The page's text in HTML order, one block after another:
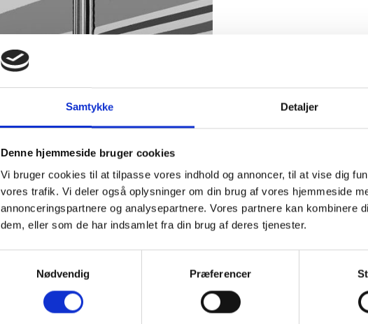
Samtykke Detaljer
Denne hjemmeside bruger cookies
Vi bruger cookies til at tilpasse vores indhold og annoncer, til at vise dig
vores trafik. Vi deler også oplysninger om din brug af vores hjemmeside
annonceringspartnere og analysepartnere. Vores partnere kan kombinere
dem, eller som de har indsamlet fra din brug af deres tjenester.
Nødvendig
Præferencer
Nyheder Tilbud